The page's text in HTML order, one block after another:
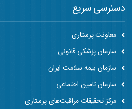
دسترسی سریع
معاونت پرستاری
سازمان پزشکی قانونی
سازمان بیمه سلامت ایران
سازمان تامین اجتماعی
مرکز تحقیقات مراقبت‌های پرستاری